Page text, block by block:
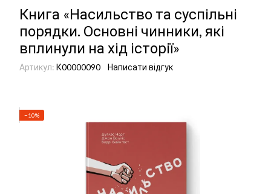
Книга «Насильство та суспільні
порядки. Основні чинники, які
вплинули на хід історії»
Артикул: К00000090 Написати відгук
−10%